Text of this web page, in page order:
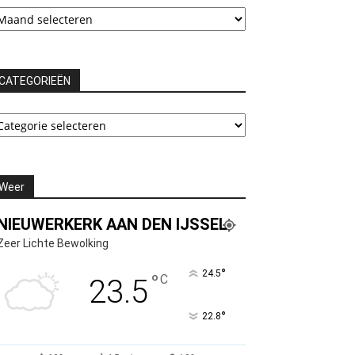
AAN DEN IJSSEL
Lichte Bewolking
23.5°C 24.5°
22.8°